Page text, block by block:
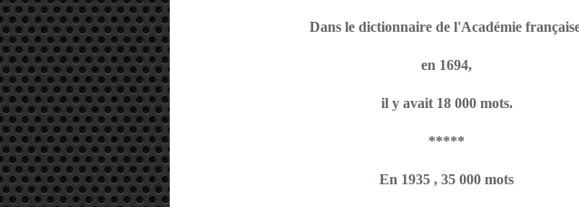
Dans le dictionnaire de l'Académie
en 1694,
il y avait 18 000 mots.
*****
En 1935 , 35 000 mots